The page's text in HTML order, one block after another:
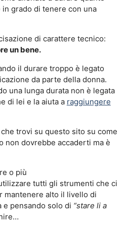
grado di tenere con una
di carattere tecnico:
un bene.
il durare troppo è legato
da parte della donna.
una lunga durata non è legata
di lei e la aiuta a raggiungere
trovi su questo sito su come
non dovrebbe accaderti ma è
o più
tutti gli strumenti che ci
mantenere alto il livello di
e pensando solo di “stare li a